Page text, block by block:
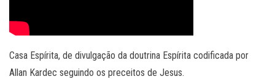
Casa Espírita, de divulgação da doutrina Espírita codificada por
Allan Kardec seguindo os preceitos de Jesus.